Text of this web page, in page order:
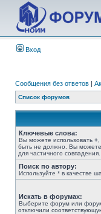
Вход
Сообщения без ответов |
Список форумов
Ключевые слова:
Вы можете использовать +
быть не должно. Вы
для частичного совпадения.
Поиск по автору:
Используйте * в качестве
Искать в форумах:
Выберите форум или
отключили